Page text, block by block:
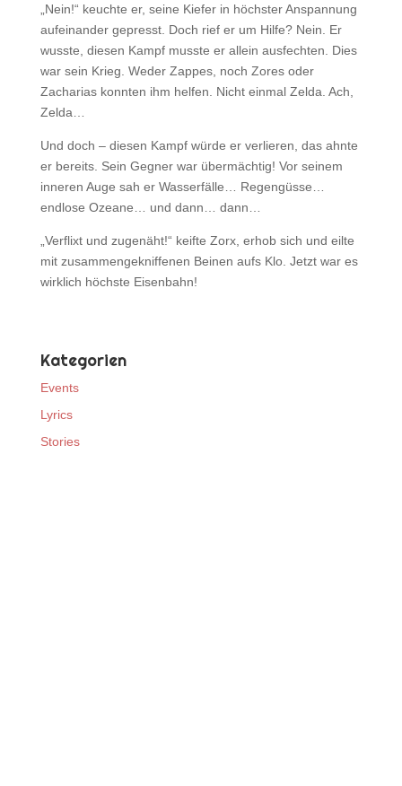
„Nein!“ keuchte er, seine Kiefer in höchster Anspannung
aufeinander gepresst. Doch rief er um Hilfe? Nein. Er
wusste, diesen Kampf musste er allein ausfechten. Dies
war sein Krieg. Weder Zappes, noch Zores oder
Zacharias konnten ihm helfen. Nicht einmal Zelda. Ach,
Zelda…
Und doch – diesen Kampf würde er verlieren, das ahnte
er bereits. Sein Gegner war übermächtig! Vor seinem
inneren Auge sah er Wasserfälle… Regengüsse…
endlose Ozeane… und dann… dann…
„Verflixt und zugenäht!“ keifte Zorx, erhob sich und eilte
mit zusammengekniffenen Beinen aufs Klo. Jetzt war es
wirklich höchste Eisenbahn!
Kategorien
Events
Lyrics
Stories